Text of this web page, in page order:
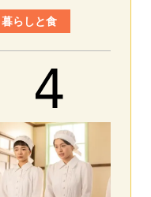
暮らしと食